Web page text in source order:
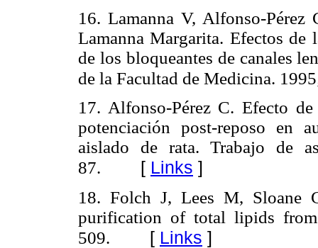
16. Lamanna V, Alfonso-Pérez
Lamanna Margarita. Efectos de
de los bloqueantes de canales
de la Facultad de Medicina.
17. Alfonso-Pérez C. Efecto
potenciación post-reposo en
aislado de rata. Trabajo de
87. [ Links ]
18. Folch J, Lees M, Sloane
purification of total lipids
509. [ Links ]